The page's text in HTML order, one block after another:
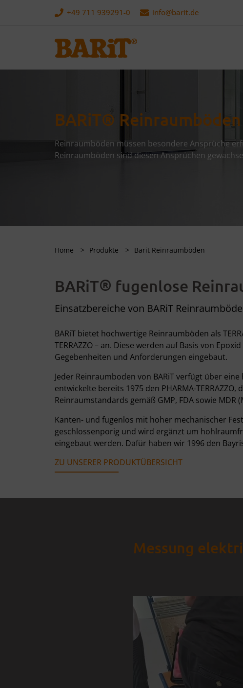
+49 711 939291-0 info@barit.de
BARiT® Reinraumböden
Reinraumböden müssen besondere Ansprüche
Reinraumböden sind diesen Ansprüchen
Home Produkte Barit Reinraumböden
BARiT® fugenlose
Einsatzbereiche von BARiT
BARiT bietet hochwertige Reinraumböden als
TERRAZZO – an. Diese werden auf Basis von
Gegebenheiten und Anforderungen eingebaut.
Jeder Reinraumboden von BARiT verfügt über
entwickelte bereits 1975 den PHARMA-
Reinraumstandards gemäß GMP, FDA sowie
Kanten- und fugenlos mit hoher mechanischer
geschlossenporig und wird ergänzt um
eingebaut werden. Dafür haben wir 1996 den
ZU UNSERER PRODUKTÜBERSICHT
Messung